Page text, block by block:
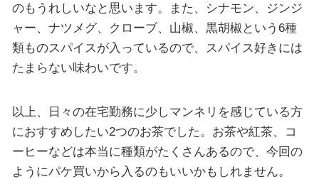
のもうれしいなと思います。また、シナモン、ジンジ
ャー、ナツメグ、クローブ、山椒、黒胡椒という6種
類ものスパイスが入っているので、スパイス好きには
たまらない味わいです。
以上、日々の在宅勤務に少しマンネリを感じている方
におすすめしたい2つのお茶でした。お茶や紅茶、コ
ーヒーなどは本当に種類がたくさんあるので、今回の
ようにパケ買いから入るのもいいかもしれません。